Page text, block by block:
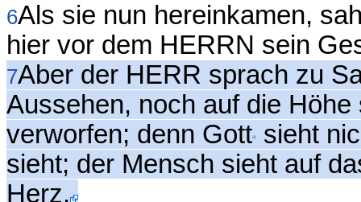
6Als sie nun hereinkamen,
hier vor dem HERRN sein
7Aber der HERR sprach zu
Aussehen, noch auf die
verworfen; denn Gott sieht
sieht; der Mensch sieht auf
Herz.